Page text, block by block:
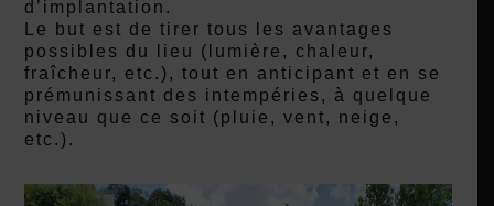
d’implantation.
Le but est de tirer tous les avantages
possibles du lieu (lumière, chaleur,
fraîcheur, etc.), tout en anticipant et en se
prémunissant des intempéries, à quelque
niveau que ce soit (pluie, vent, neige,
etc.).